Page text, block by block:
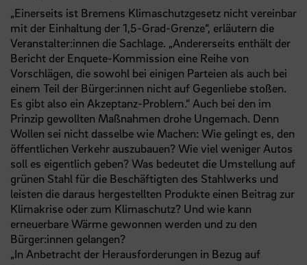
„Einerseits ist Bremens Klimaschutzgesetz nicht vereinbar
mit der Einhaltung der 1,5-Grad-Grenze“, erläutern die
Veranstalter:innen die Sachlage. „Andererseits enthält der
Bericht der Enquete-Kommission eine Reihe von
Vorschlägen, die sowohl bei einigen Parteien als auch bei
einem Teil der Bürger:innen nicht auf Gegenliebe stoßen.
Es gibt also ein Akzeptanz-Problem.“ Auch bei den im
Prinzip gewollten Maßnahmen drohe Ungemach. Denn
Wollen sei nicht dasselbe wie Machen: Wie gelingt es, den
öffentlichen Verkehr auszubauen? Wie viel weniger Autos
soll es eigentlich geben? Was bedeutet die Umstellung auf
grünen Stahl für die Beschäftigten des Stahlwerks und
leisten die daraus hergestellten Produkte einen Beitrag zur
Klimakrise oder zum Klimaschutz? Und wie kann
erneuerbare Wärme gewonnen werden und zu den
Bürger:innen gelangen?
„In Anbetracht der Herausforderungen in Bezug auf